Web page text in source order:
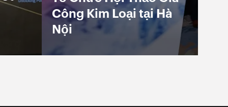
Công Kim Loại tại Hà
Nội